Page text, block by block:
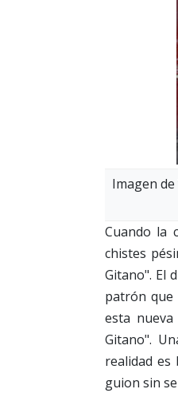
Imagen
Cuando la
chistes
Gitano". El
patrón
esta
Gitano".
realidad es
guion sin